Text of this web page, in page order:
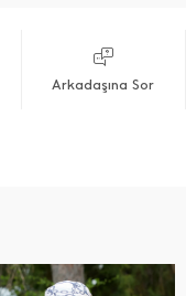
Arkadaşına Sor